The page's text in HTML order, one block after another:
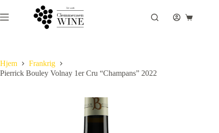
til
indhold
Hjem
Frankrig
Pierrick Bouley Volnay 1er Cru “Champans” 2022